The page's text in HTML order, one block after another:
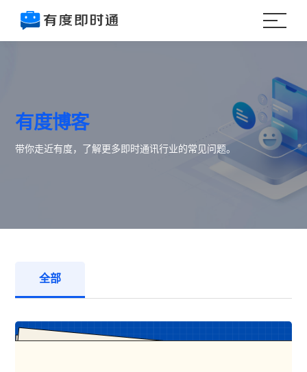
有度博客
带你走近有度，了解更多即时通讯行业的常见问题。
全部